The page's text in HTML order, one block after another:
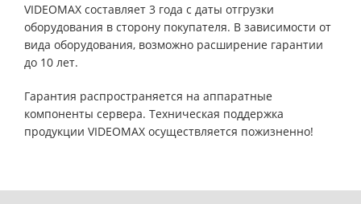
VIDEOMAX составляет 3 года с даты отгрузки
оборудования в сторону покупателя. В зависимости от
вида оборудования, возможно расширение гарантии
до 10 лет.
Гарантия распространяется на аппаратные
компоненты сервера. Техническая поддержка
продукции VIDEOMAX осуществляется пожизненно!